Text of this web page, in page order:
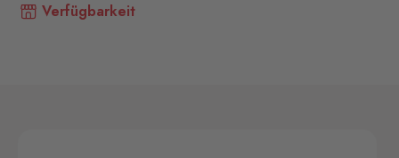
Verfügbarkeit